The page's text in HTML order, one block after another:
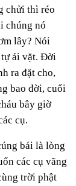
chửi thì réo
chúng nó
lây? Nói
tự ái vặt. Đời
ra đặt cho,
bao đời, cuối
bây giờ
cụ.
bái là lòng
các cụ vãng
trời phật